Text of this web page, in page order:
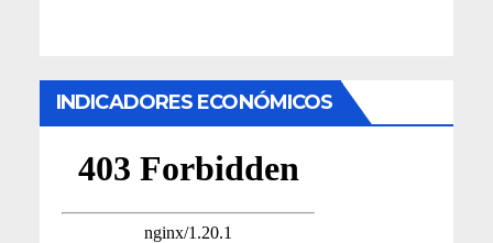
INDICADORES ECONÓMICOS